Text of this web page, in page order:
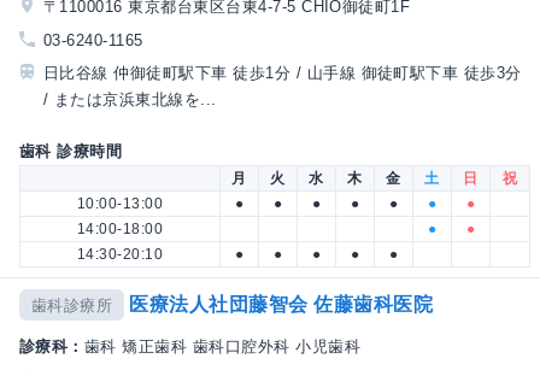
〒1100016 東京都台東区台東4-7-5 CHIO御徒町1F
03-6240-1165
日比谷線 仲御徒町駅下車 徒歩1分 / 山手線 御徒町駅下車 徒歩3分
/ または京浜東北線を...
歯科 診療時間
月 火 水 木 金 土 日
祝
10:00-13:00
● ● ● ● ● ●
●
14:00-18:00
●
●
14:30-20:10
● ● ● ● ●
歯科診療所 医療法人社団藤智会 佐藤歯科医院
診療科： 歯科 矯正歯科 歯科口腔外科 小児歯科